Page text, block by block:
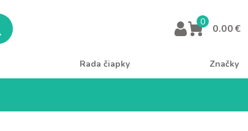
0
0.00 €
Rada čiapky Značky